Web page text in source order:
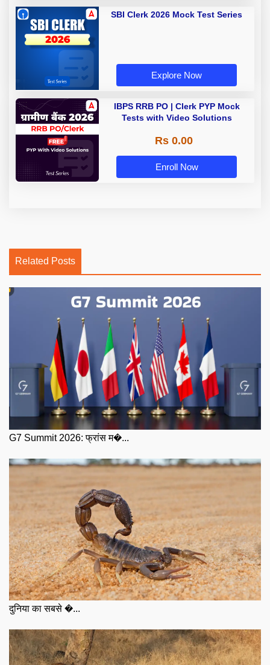
SBI Clerk 2026 Mock Test Series
Explore Now
IBPS RRB PO | Clerk PYP Mock
Tests with Video Solutions
Rs 0.00
Enroll Now
Related Posts
G7 Summit 2026: फ्रांस म�...
दुनिया का सबसे �...